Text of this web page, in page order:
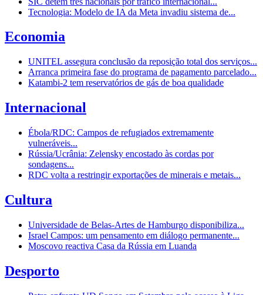
Tecnologia: Modelo de IA da Meta invadiu sistema de...
Economia
UNITEL assegura conclusão da reposição total dos serviços...
Arranca primeira fase do programa de pagamento parcelado...
Katambi-2 tem reservatórios de gás de boa qualidade
Internacional
Ébola/RDC: Campos de refugiados extremamente
vulneráveis...
Rússia/Ucrânia: Zelensky encostado às cordas por
sondagens...
RDC volta a restringir exportações de minerais e metais...
Cultura
Universidade de Belas-Artes de Hamburgo disponibiliza...
Israel Campos: um pensamento em diálogo permanente...
Moscovo reactiva Casa da Rússia em Luanda
Desporto